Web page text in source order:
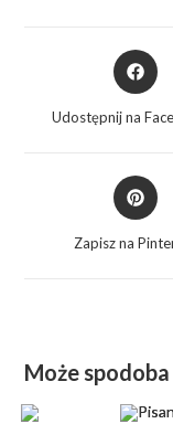
Udostępnij na
Zapisz na
Może